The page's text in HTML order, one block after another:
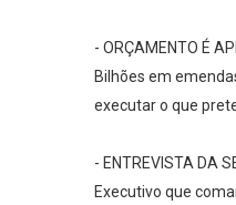
- ORÇAMENTO É
Bilhões em
executar o que
- ENTREVISTA DA
Executivo que